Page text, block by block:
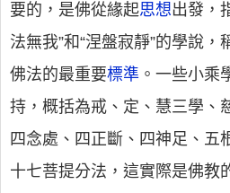
要的，是佛從緣起思想出發，
法無我”和“涅盤寂靜”的學說
佛法的最重要標準 。一些小乘
持，概括為戒、定、慧三學、
四念處、四正斷、四神足、五
十七菩提分法，這實際是佛教